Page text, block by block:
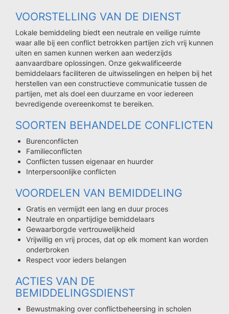
VOORSTELLING VAN DE DIENST
Lokale bemiddeling biedt een neutrale en veilige ruimte
waar alle bij een conflict betrokken partijen zich vrij kunnen
uiten en samen kunnen werken aan wederzijds
aanvaardbare oplossingen. Onze gekwalificeerde
bemiddelaars faciliteren de uitwisselingen en helpen bij het
herstellen van een constructieve communicatie tussen de
partijen, met als doel een duurzame en voor iedereen
bevredigende overeenkomst te bereiken.
SOORTEN BEHANDELDE CONFLICTEN
Burenconflicten
Familieconflicten
Conflicten tussen eigenaar en huurder
Interpersoonlijke conflicten
VOORDELEN VAN BEMIDDELING
Gratis en vermijdt een lang en duur proces
Neutrale en onpartijdige bemiddelaars
Gewaarborgde vertrouwelijkheid
Vrijwillig en vrij proces, dat op elk moment kan worden
onderbroken
Respect voor ieders belangen
ACTIES VAN DE
BEMIDDELINGSDIENST
Bewustmaking over conflictbeheersing in scholen